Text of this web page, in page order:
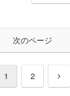
次のページ
1 2
次